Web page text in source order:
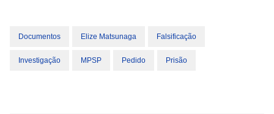
Documentos Elize Matsunaga Falsificação
Investigação MPSP Pedido Prisão